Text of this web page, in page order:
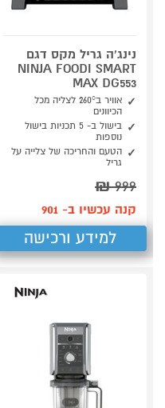
נינג'ה גריל מקס דגם
NINJA FOODI SMART
MAX DG553
אוויר ב260° לצליה מכל
הכיוונים
בישול ב- 5 תכניות בישול
נוספות
הטעם והחריכה של צלייה על
גריל
999
₪
קנה עכשיו ב- 901
למידע ורכישה